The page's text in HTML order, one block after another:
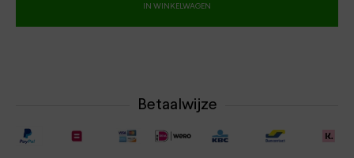
IN WINKELWAGEN
Betaalwijze